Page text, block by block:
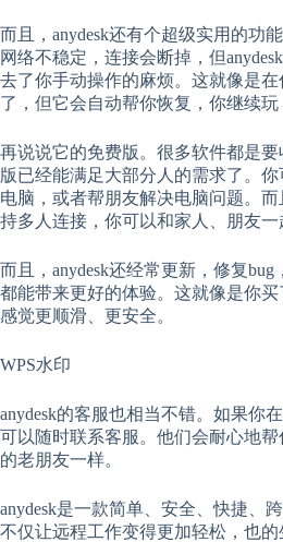
而且，anydesk还有个超级实用的功
网络不稳定，连接会断掉，但
去了你手动操作的麻烦。这就像是
了，但它会自动帮你恢复，你继续玩
再说说它的免费版。很多软件都是要
版已经能满足大部分人的需求了。
电脑，或者帮朋友解决电脑问题。而
持多人连接，你可以和家人、朋友一
而且，anydesk还经常更新，修复bug
都能带来更好的体验。这就像是你
感觉更顺滑、更安全。
WPS水印
anydesk的客服也相当不错。如果你
可以随时联系客服。他们会耐心地
的老朋友一样。
anydesk是一款简单、安全、快捷、
不仅让远程工作变得更加轻松，也